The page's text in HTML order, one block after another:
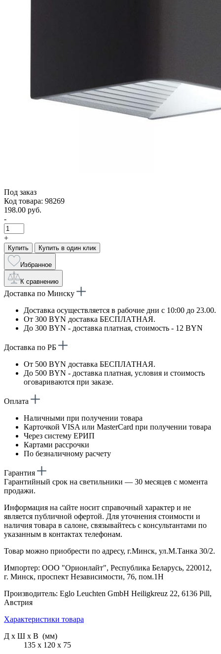
Под заказ
Код товара: 98269
198.00 руб.
-
+
Купить Купить в один клик
Избранное
К сравнению
Доставка по Минску
Доставка осуществляется в рабочие дни с 10:00 до 23.00.
От 300 BYN доставка БЕСПЛАТНАЯ.
До 300 BYN - доставка платная, стоимость - 12 BYN
Доставка по РБ
От 500 BYN доставка БЕСПЛАТНАЯ.
До 500 BYN - доставка платная, условия и стоимость
оговариваются при заказе.
Оплата
Наличными при получении товара
Карточкой VISA или MasterCard при получении товара
Через систему ЕРИП
Картами рассрочки
По безналичному расчету
Гарантия
Гарантийный срок на светильники — 30 месяцев с момента
продажи.
Информация на сайте носит справочный характер и не
является публичной офертой. Для уточнения стоимости и
наличия товара в салоне, связывайтесь с консультантами по
указанным в контактах телефонам.
Товар можно приобрести по адресу, г.Минск, ул.М.Танка 30/2.
Импортер: ООО "Орионлайт", Республика Беларусь, 220012,
г. Минск, проспект Независимости, 76, пом.1Н
Производитель: Eglo Leuchten GmbH Heiligkreuz 22, 6136 Pill,
Австрия
Характеристики товара
Д х Ш х В (мм)
135 х 120 х 75